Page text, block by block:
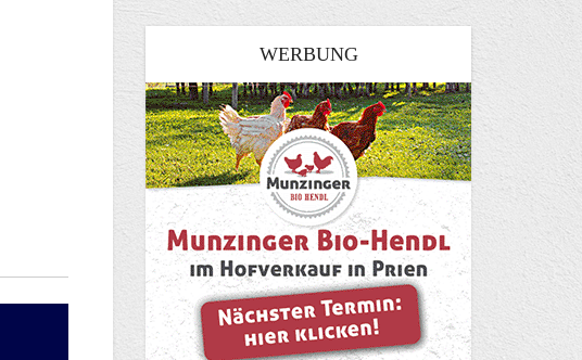
WERBUNG